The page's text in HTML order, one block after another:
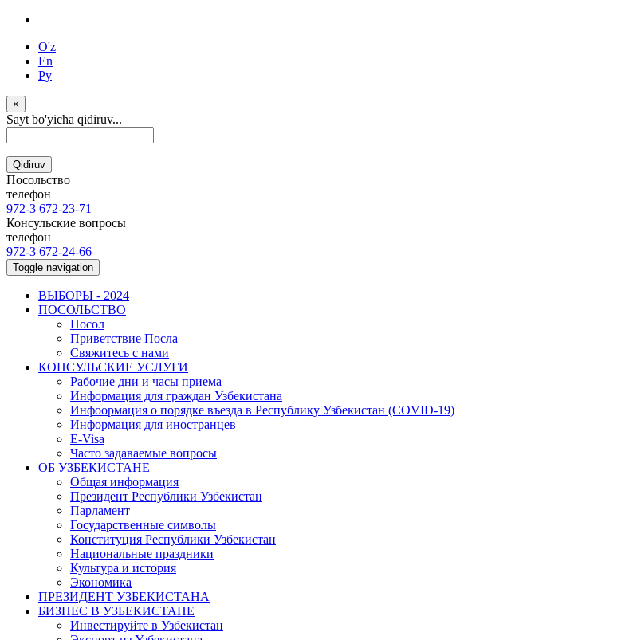
O'z
En
Ру
×
Sayt bo'yicha qidiruv...
Qidiruv
Посольство
телефон
972-3 672-23-71
Консульские вопросы
телефон
972-3 672-24-66
Toggle navigation
ВЫБОРЫ - 2024
ПОСОЛЬСТВО
Посол
Приветствие Посла
Свяжитесь с нами
КОНСУЛЬСКИЕ УСЛУГИ
Рабочие дни и часы приема
Информация для граждан Узбекистана
Инфоормация о порядке въезда в Республику Узбекистан (COVID-19)
Информация для иностранцев
E-Visa
Часто задаваемые вопросы
ОБ УЗБЕКИСТАНЕ
Общая информация
Президент Республики Узбекистан
Парламент
Государственные символы
Конституция Республики Узбекистан
Национальные праздники
Культура и история
Экономика
ПРЕЗИДЕНТ УЗБЕКИСТАНА
БИЗНЕС В УЗБЕКИСТАНЕ
Инвестируйте в Узбекистан